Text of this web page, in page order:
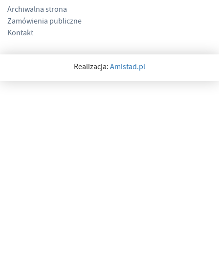
Archiwalna strona
Zamówienia publiczne
Kontakt
Realizacja:Amistad.pl